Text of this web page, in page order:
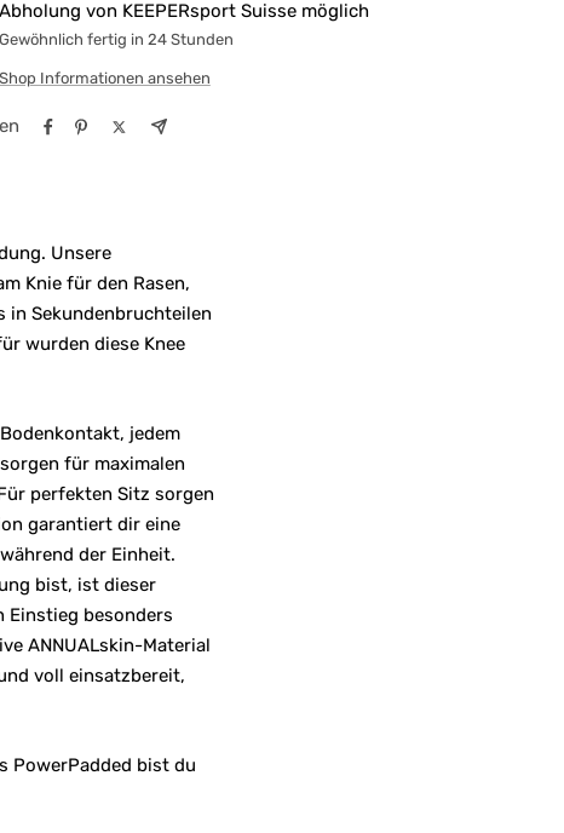
Abholung von KEEPERsport Suisse möglich
Gewöhnlich fertig in 24 Stunden
Shop Informationen ansehen
Unsere
Knie für den Rasen,
in Sekundenbruchteilen
wurden diese Knee
jedem
für maximalen
perfekten Sitz sorgen
garantiert dir eine
der Einheit.
bist, ist dieser
Einstieg besonders
ANNUALskin-Material
voll einsatzbereit,
PowerPadded bist du